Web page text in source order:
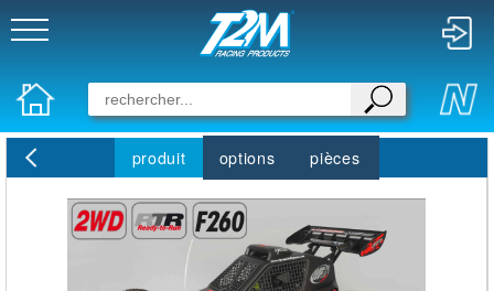
produit options pièces